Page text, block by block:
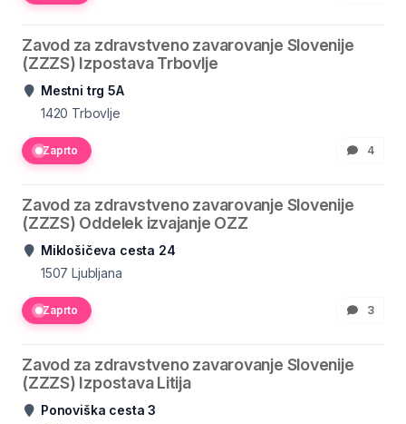
Zavod za zdravstveno zavarovanje Slovenije
(ZZZS) Izpostava Trbovlje
Mestni trg 5A
1420 Trbovlje
Zaprto 4
Zavod za zdravstveno zavarovanje Slovenije
(ZZZS) Oddelek izvajanje OZZ
Miklošičeva cesta 24
1507 Ljubljana
Zaprto 3
Zavod za zdravstveno zavarovanje Slovenije
(ZZZS) Izpostava Litija
Ponoviška cesta 3